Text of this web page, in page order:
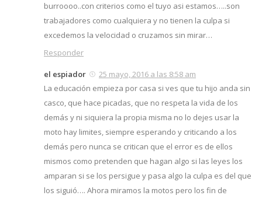
burroooo..con criterios como el tuyo asi estamos…..son
trabajadores como cualquiera y no tienen la culpa si
excedemos la velocidad o cruzamos sin mirar…
Responder
el espiador
25 mayo, 2016 a las 8:58 am
La educación empieza por casa si ves que tu hijo anda sin
casco, que hace picadas, que no respeta la vida de los
demás y ni siquiera la propia misma no lo dejes usar la
moto hay limites, siempre esperando y criticando a los
demás pero nunca se critican que el error es de ellos
mismos como pretenden que hagan algo si las leyes los
amparan si se los persigue y pasa algo la culpa es del que
los siguió…. Ahora miramos la motos pero los fin de